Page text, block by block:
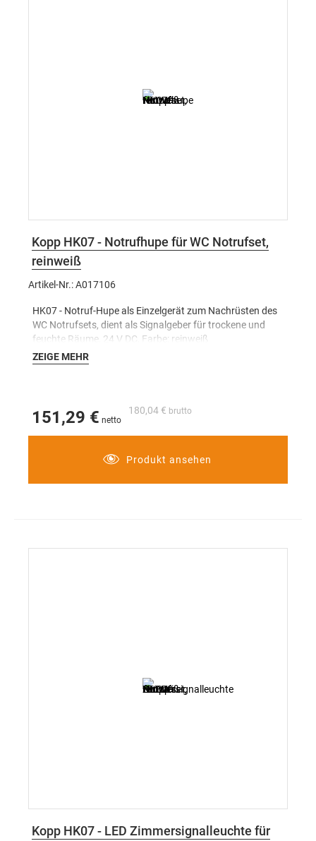
Kopp HK07 - Notrufhupe für WC Notrufset,
reinweiß
Artikel-Nr.: A017106
HK07 - Notruf-Hupe als Einzelgerät zum Nachrüsten des
WC Notrufsets, dient als Signalgeber für trockene und
feuchte Räume, 24 V DC, Farbe: reinweiß
ZEIGE MEHR
180,04 €
151,29 €
Produkt ansehen
Kopp HK07 - LED Zimmersignalleuchte für